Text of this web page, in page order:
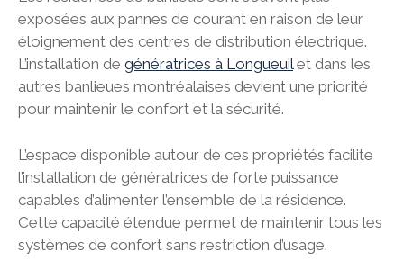
exposées aux pannes de courant en raison de leur
éloignement des centres de distribution électrique.
L’installation de génératrices à Longueuilet dans les
autres banlieues montréalaises devient une priorité
pour maintenir le confort et la sécurité.
L’espace disponible autour de ces propriétés facilite
l’installation de génératrices de forte puissance
capables d’alimenter l’ensemble de la résidence.
Cette capacité étendue permet de maintenir tous les
systèmes de confort sans restriction d’usage.